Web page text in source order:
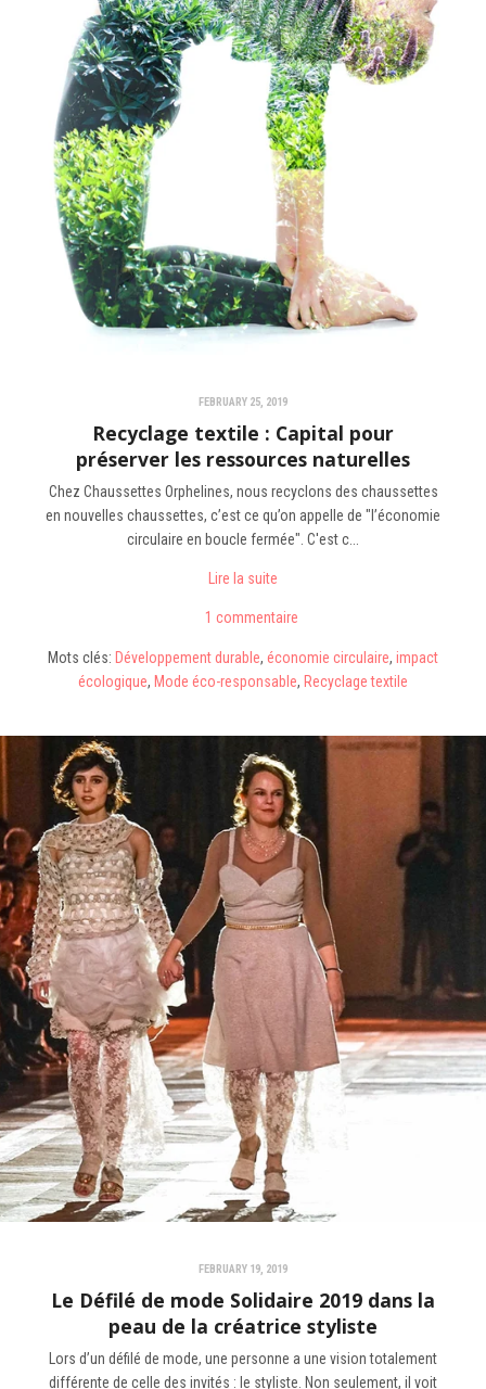
FEBRUARY 25, 2019
Recyclage textile : Capital pour
préserver les ressources naturelles
Chez Chaussettes Orphelines, nous recyclons des chaussettes
en nouvelles chaussettes, c’est ce qu’on appelle de "l’économie
circulaire en boucle fermée". C'est c...
Lire la suite
1 commentaire
Mots clés: Développement durable, économie circulaire, impact
écologique, Mode éco-responsable, Recyclage textile
FEBRUARY 19, 2019
Le Défilé de mode Solidaire 2019 dans la
peau de la créatrice styliste
Lors d’un défilé de mode, une personne a une vision totalement
différente de celle des invités : le styliste. Non seulement, il voit